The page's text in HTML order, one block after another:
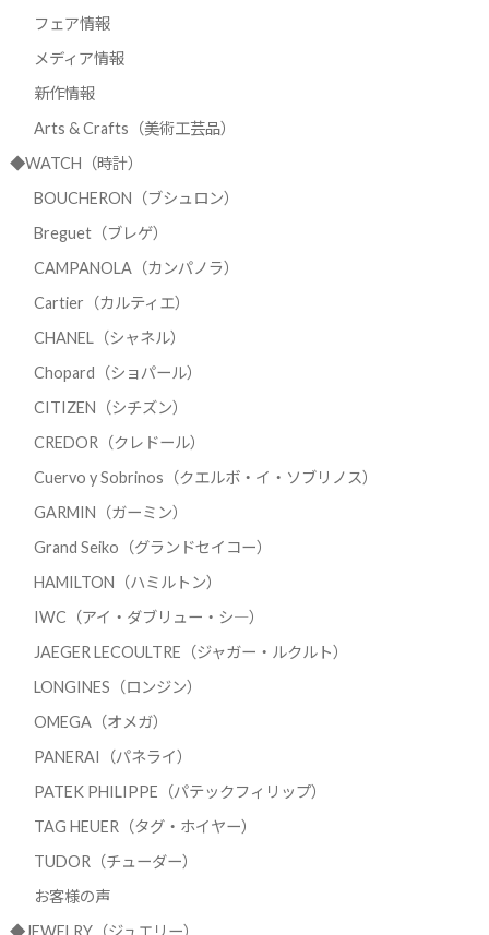
フェア情報
メディア情報
新作情報
Arts & Crafts（美術工芸品）
◆WATCH（時計）
BOUCHERON（ブシュロン）
Breguet（ブレゲ）
CAMPANOLA（カンパノラ）
Cartier（カルティエ）
CHANEL（シャネル）
Chopard（ショパール）
CITIZEN（シチズン）
CREDOR（クレドール）
Cuervo y Sobrinos（クエルボ・イ・ソブリノス）
GARMIN（ガーミン）
Grand Seiko（グランドセイコー）
HAMILTON（ハミルトン）
IWC（アイ・ダブリュー・シ―）
JAEGER LECOULTRE（ジャガー・ルクルト）
LONGINES（ロンジン）
OMEGA（オメガ）
PANERAI（パネライ）
PATEK PHILIPPE（パテックフィリップ）
TAG HEUER（タグ・ホイヤー）
TUDOR（チューダー）
お客様の声